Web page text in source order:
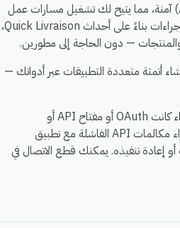
يعمل تكامل Quick Livraison على ربط Quick Livraison بـ eGrow عبر واجهة برمجة تطبيقات (API) آمنة، مما يتيح لك تشغيل مسارات عمل
فورية وبدون برمجة بين Quick Livraison وبقية أدوات التجارة الإلكترونية الخاصة بك. قم بتشغيل الإجراءات بناءً على أحداث Quick Livraison،
أتمتة متعددة التطبيقات عبر أدواتك —
تقوم eGrow بتفويض Quick Livraison باستخدام أي طريقة تدعمها Quick Livraison رسميًا — سواء كانت OAuth أو مفتاح API أو
webhook موقع — كما تقوم بتشفير البيانات أثناء النقل (TLS 1.2+) وعند التخزين، وتعيد محاولة إجراء مكالمات API الفاشلة مع تطبيق
إعادة تنفيذه. يمكنك قطع الاتصال في